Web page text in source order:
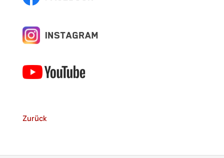
Zurück